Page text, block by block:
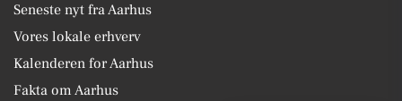
Seneste nyt fra Aarhus
Vores lokale erhverv
Kalenderen for Aarhus
Fakta om Aarhus